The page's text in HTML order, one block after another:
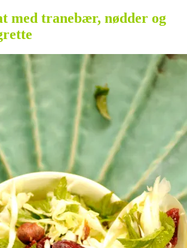
med tranebær, nødder og